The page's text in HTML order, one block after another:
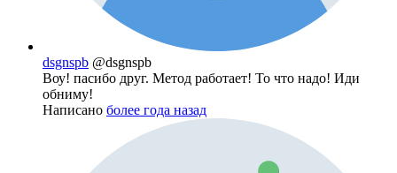
dsgnspb @dsgnspb
Воу! пасибо друг. Метод работает! То что надо! Иди
обниму!
Написано более года назад